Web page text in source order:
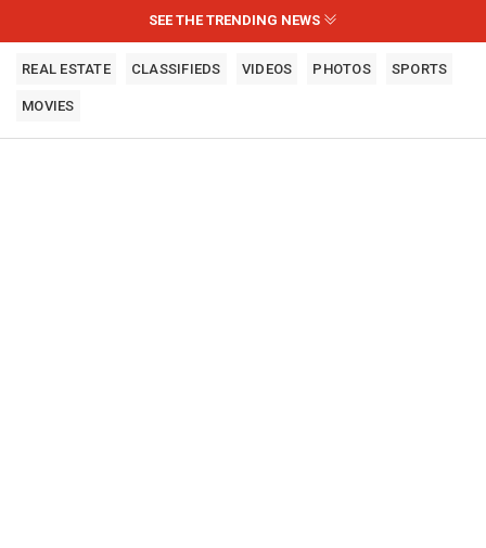
SEE THE TRENDING NEWS
REAL ESTATE CLASSIFIEDS VIDEOS PHOTOS SPORTS
MOVIES